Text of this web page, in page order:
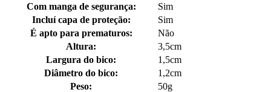
Com manga de segurança:
Sim
Incluí capa de proteção:
Sim
É apto para prematuros:
Não
Altura:
3,5cm
Largura do bico:
1,5cm
Diâmetro do bico:
1,2cm
Peso:
50g